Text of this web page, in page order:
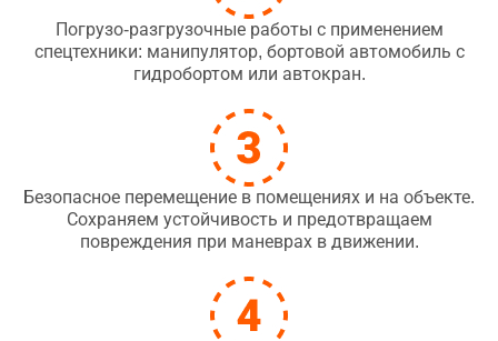
Погрузо-разгрузочные работы с применением
спецтехники: манипулятор, бортовой автомобиль с
гидробортом или автокран.
Безопасное перемещение в помещениях и на объекте.
Сохраняем устойчивость и предотвращаем
повреждения при маневрах в движении.